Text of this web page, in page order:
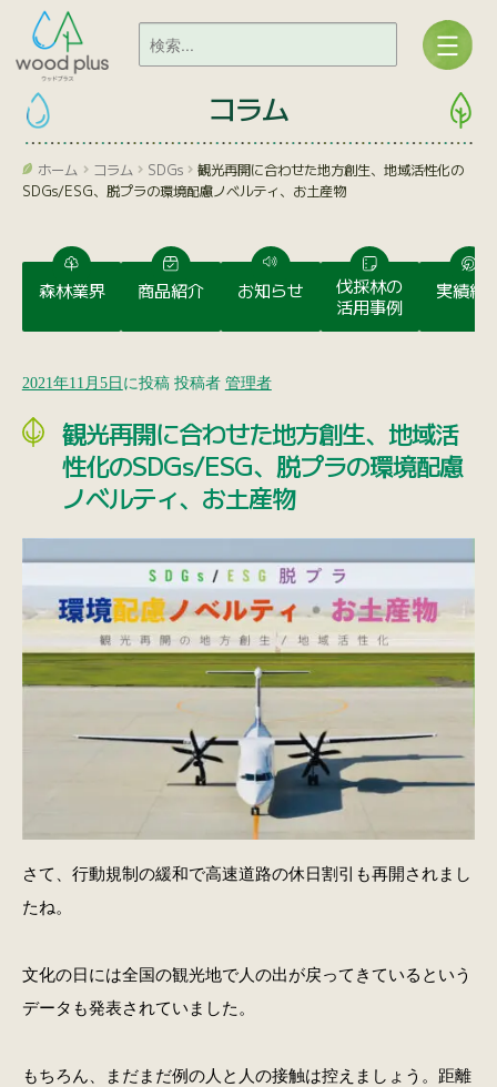
コラム
ホーム コラム SDGs
観光再開に合わせた地方創生、地域活性化の
SDGs/ESG、脱プラの環境配慮ノベルティ、お土産物
森林業界 商品紹介 お知らせ
伐採林の
活用事例
実績紹
2021年11月5日 に投稿 投稿者 管理者
観光再開に合わせた地方創生、地域活
性化のSDGs/ESG、脱プラの環境配慮
ノベルティ、お土産物
さて、行動規制の緩和で高速道路の休日割引も再開されまし
たね。
文化の日には全国の観光地で人の出が戻ってきているという
データも発表されていました。
もちろん、まだまだ例の人と人の接触は控えましょう。距離